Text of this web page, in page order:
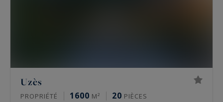
Uzès
PROPRIÉTÉ 1600 M² 20 PIÈCES